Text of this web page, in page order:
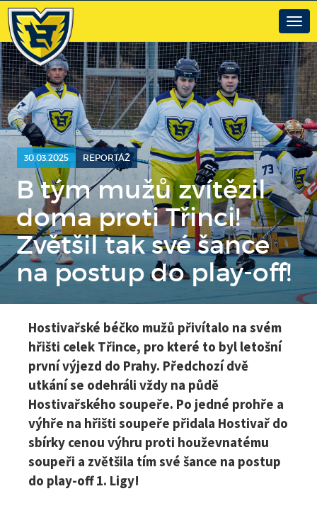
30.03.2025 REPORTÁŽ
B tým mužů zvítězil
doma proti Třinci!
Zvětšil tak své šance
na postup do play-off!
Hostivařské béčko mužů přivítalo na svém
hřišti celek Třince, pro které to byl letošní
první výjezd do Prahy. Předchozí dvě
utkání se odehráli vždy na půdě
Hostivařského soupeře. Po jedné prohře a
výhře na hřišti soupeře přidala Hostivař do
sbírky cenou výhru proti houževnatému
soupeři a zvětšila tím své šance na postup
do play-off 1. Ligy!